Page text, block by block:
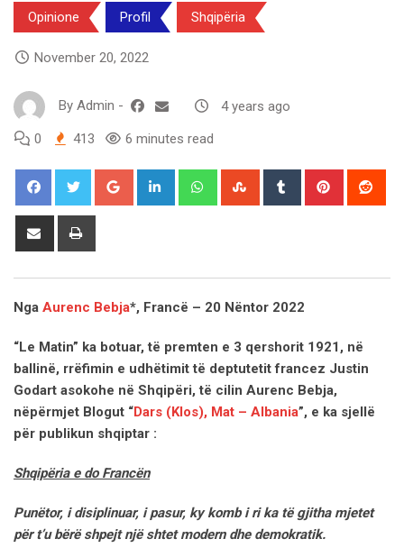
Opinione Profil Shqipëria
November 20, 2022
By Admin - 4 years ago
0 413 6 minutes read
Google+ LinkedIn WhatsappStumbleUpon
Tumblr Pinterest
Share
Nga Aurenc Bebja*, Francë – 20 Nëntor 2022
“Le Matin” ka botuar, të premten e 3 qershorit 1921, në
ballinë, rrëfimin e udhëtimit të deptutetit francez Justin
Godart asokohe në Shqipëri, të cilin Aurenc Bebja,
nëpërmjet Blogut “Dars (Klos), Mat – Albania”, e ka sjellë
për publikun shqiptar :
Shqipëria e do Francën
Punëtor, i disiplinuar, i pasur, ky komb i ri ka të gjitha mjetet
për t’u bërë shpejt një shtet modern dhe demokratik.